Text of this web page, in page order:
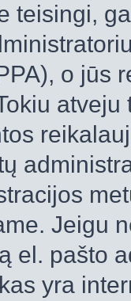
teisingi,
o jūs
Jeigu
el. pašto
yra